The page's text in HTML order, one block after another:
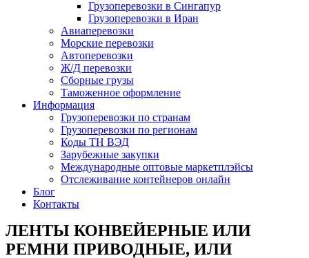
Грузоперевозки в Сингапур
Грузоперевозки в Иран
Авиаперевозки
Морские перевозки
Автоперевозки
Ж/Д перевозки
Сборные грузы
Таможенное оформление
Информация
Грузоперевозки по странам
Грузоперевозки по регионам
Коды ТН ВЭД
Зарубежные закупки
Международные оптовые маркетплэйсы
Отслеживание контейнеров онлайн
Блог
Контакты
ЛЕНТЫ КОНВЕЙЕРНЫЕ ИЛИ
РЕМНИ ПРИВОДНЫЕ, ИЛИ